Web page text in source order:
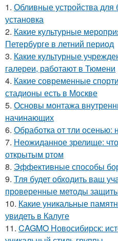
1. Обливные устройства
установка
2. Какие культурные
Петербурге в летний период
3. Какие культурные
галереи, работают в Тюмени
4. Какие современные
стадионы есть в Москве
5. Основы монтажа
начинающих
6. Обработка от тли
7. Неожиданное зрелище:
открытым ртом
8. Эффективные способы
9. Тля будет обходить ваш
проверенные методы
10. Какие уникальные
увидеть в Калуге
11. CAGMO Новосибирск: